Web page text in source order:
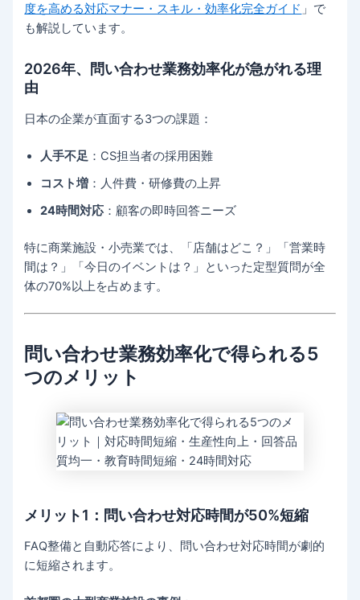
度を高める対応マナー・スキル・効率化完全ガイド 」で
も解説しています。
2026年、問い合わせ業務効率化が急がれる理
由
日本の企業が直面する3つの課題：
人手不足 ：CS担当者の採用困難
コスト増 ：人件費・研修費の上昇
24時間対応 ：顧客の即時回答ニーズ
特に商業施設・小売業では、「店舗はどこ？」「営業時
間は？」「今日のイベントは？」といった定型質問が全
体の70%以上を占めます。
問い合わせ業務効率化で得られる5
つのメリット
メリット1：問い合わせ対応時間が50%短縮
FAQ整備と自動応答により、問い合わせ対応時間が劇的
に短縮されます。